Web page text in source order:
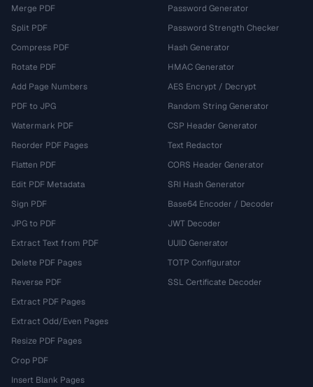
Merge PDF
Split PDF
Compress PDF
Rotate PDF
Add Page Numbers
PDF to JPG
Watermark PDF
Reorder PDF Pages
Flatten PDF
Edit PDF Metadata
Sign PDF
JPG to PDF
Extract Text from PDF
Delete PDF Pages
Reverse PDF
Extract PDF Pages
Extract Odd/Even Pages
Resize PDF Pages
Crop PDF
Insert Blank Pages
Password Generator
Password Strength Checker
Hash Generator
HMAC Generator
AES Encrypt / Decrypt
Random String Generator
CSP Header Generator
Text Redactor
CORS Header Generator
SRI Hash Generator
Base64 Encoder / Decoder
JWT Decoder
UUID Generator
TOTP Configurator
SSL Certificate Decoder